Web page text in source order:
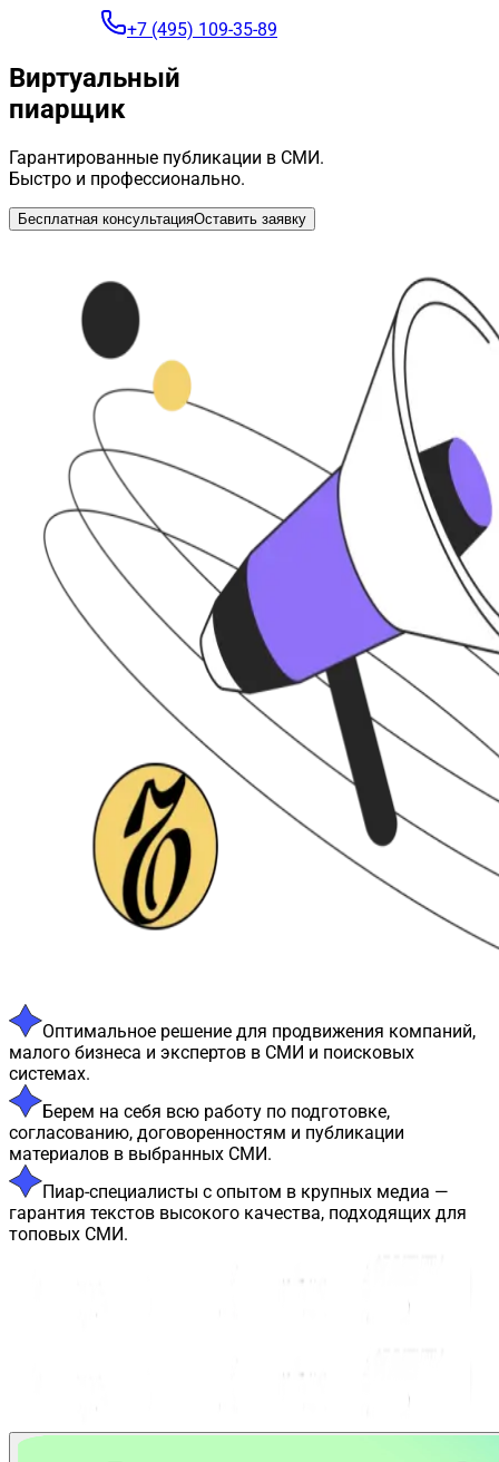
+7 (495) 109-35-89
Виртуальный
пиарщик
Гарантированные публикации в СМИ.
Быстро и профессионально.
Бесплатная консультацияОставить заявку
Оптимальное решение для продвижения компаний,
малого бизнеса и экспертов в СМИ и поисковых
системах.
Берем на себя всю работу по подготовке,
согласованию, договоренностям и публикации
материалов в выбранных СМИ.
Пиар-специалисты с опытом в крупных медиа —
гарантия текстов высокого качества, подходящих для
топовых СМИ.